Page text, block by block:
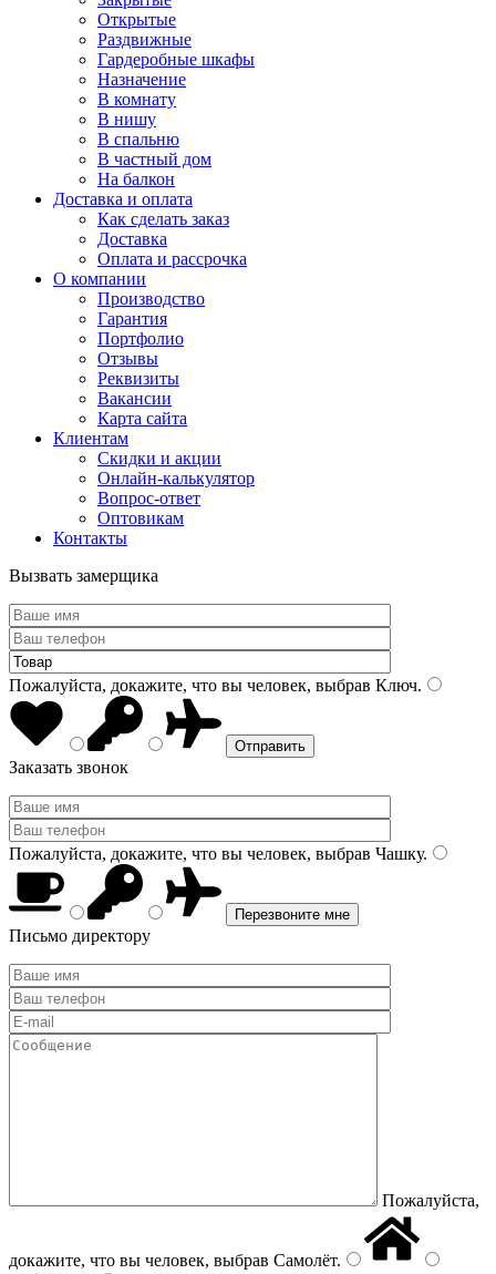
Открытые
Раздвижные
Гардеробные шкафы
Назначение
В комнату
В нишу
В спальню
В частный дом
На балкон
Доставка и оплата
Как сделать заказ
Доставка
Оплата и рассрочка
О компании
Производство
Гарантия
Портфолио
Отзывы
Реквизиты
Вакансии
Карта сайта
Клиентам
Скидки и акции
Онлайн-калькулятор
Вопрос-ответ
Оптовикам
Контакты
Вызвать замерщика
Пожалуйста, докажите, что вы человек, выбрав Ключ.
Заказать звонок
Пожалуйста, докажите, что вы человек, выбрав Чашку.
Письмо директору
Пожалуйста,
докажите, что вы человек, выбрав Самолёт.